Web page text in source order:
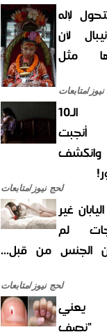
لإله
لأن
مثل
متابعات
طفلة الـ10
أنجبت
لحج نيوز/متابعات
غير
لم
الجنس من قبل...
لحج نيوز/متابعات
يعني
"نصف